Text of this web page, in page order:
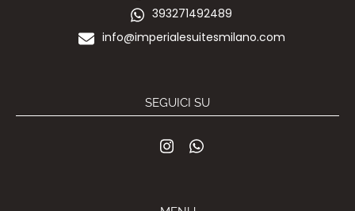
393271492489
info@imperialesuitesmilano.com
SEGUICI SU